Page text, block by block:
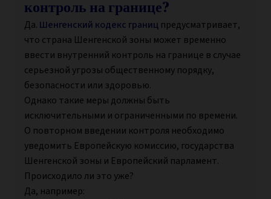
контроль на границе?
Да. Шенгенский кодекс границ предусматривает,
что страна Шенгенской зоны может временно
ввести внутренний контроль на границе в случае
серьезной угрозы общественному порядку,
безопасности или здоровью.
Однако такие меры должны быть
исключительными и ограниченными по времени.
О повторном введении контроля необходимо
уведомить Европейскую комиссию, государства
Шенгенской зоны и Европейский парламент.
Происходило ли это уже?
Да, например: